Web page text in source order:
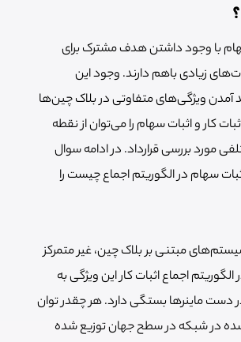
با وجود داشتن هدف مشترک برای
زیادی باهم دارند. وجود این
آمدن ویژگی‌های متفاوتی در بلاک چین‌ها
کار و اثبات سهام را می‌توان از نقطه
مورد بررسی قرارداد. در ادامه سوال
سهام در الگوریتم اجماع چیست را
مبتنی بر بلاک چین، غیر متمرکز
اجماع اثبات کار این ویژگی به
دست ماینرها بستگی دارد. هر چقدر توان
در شبکه در سطح جهان توزیع شده